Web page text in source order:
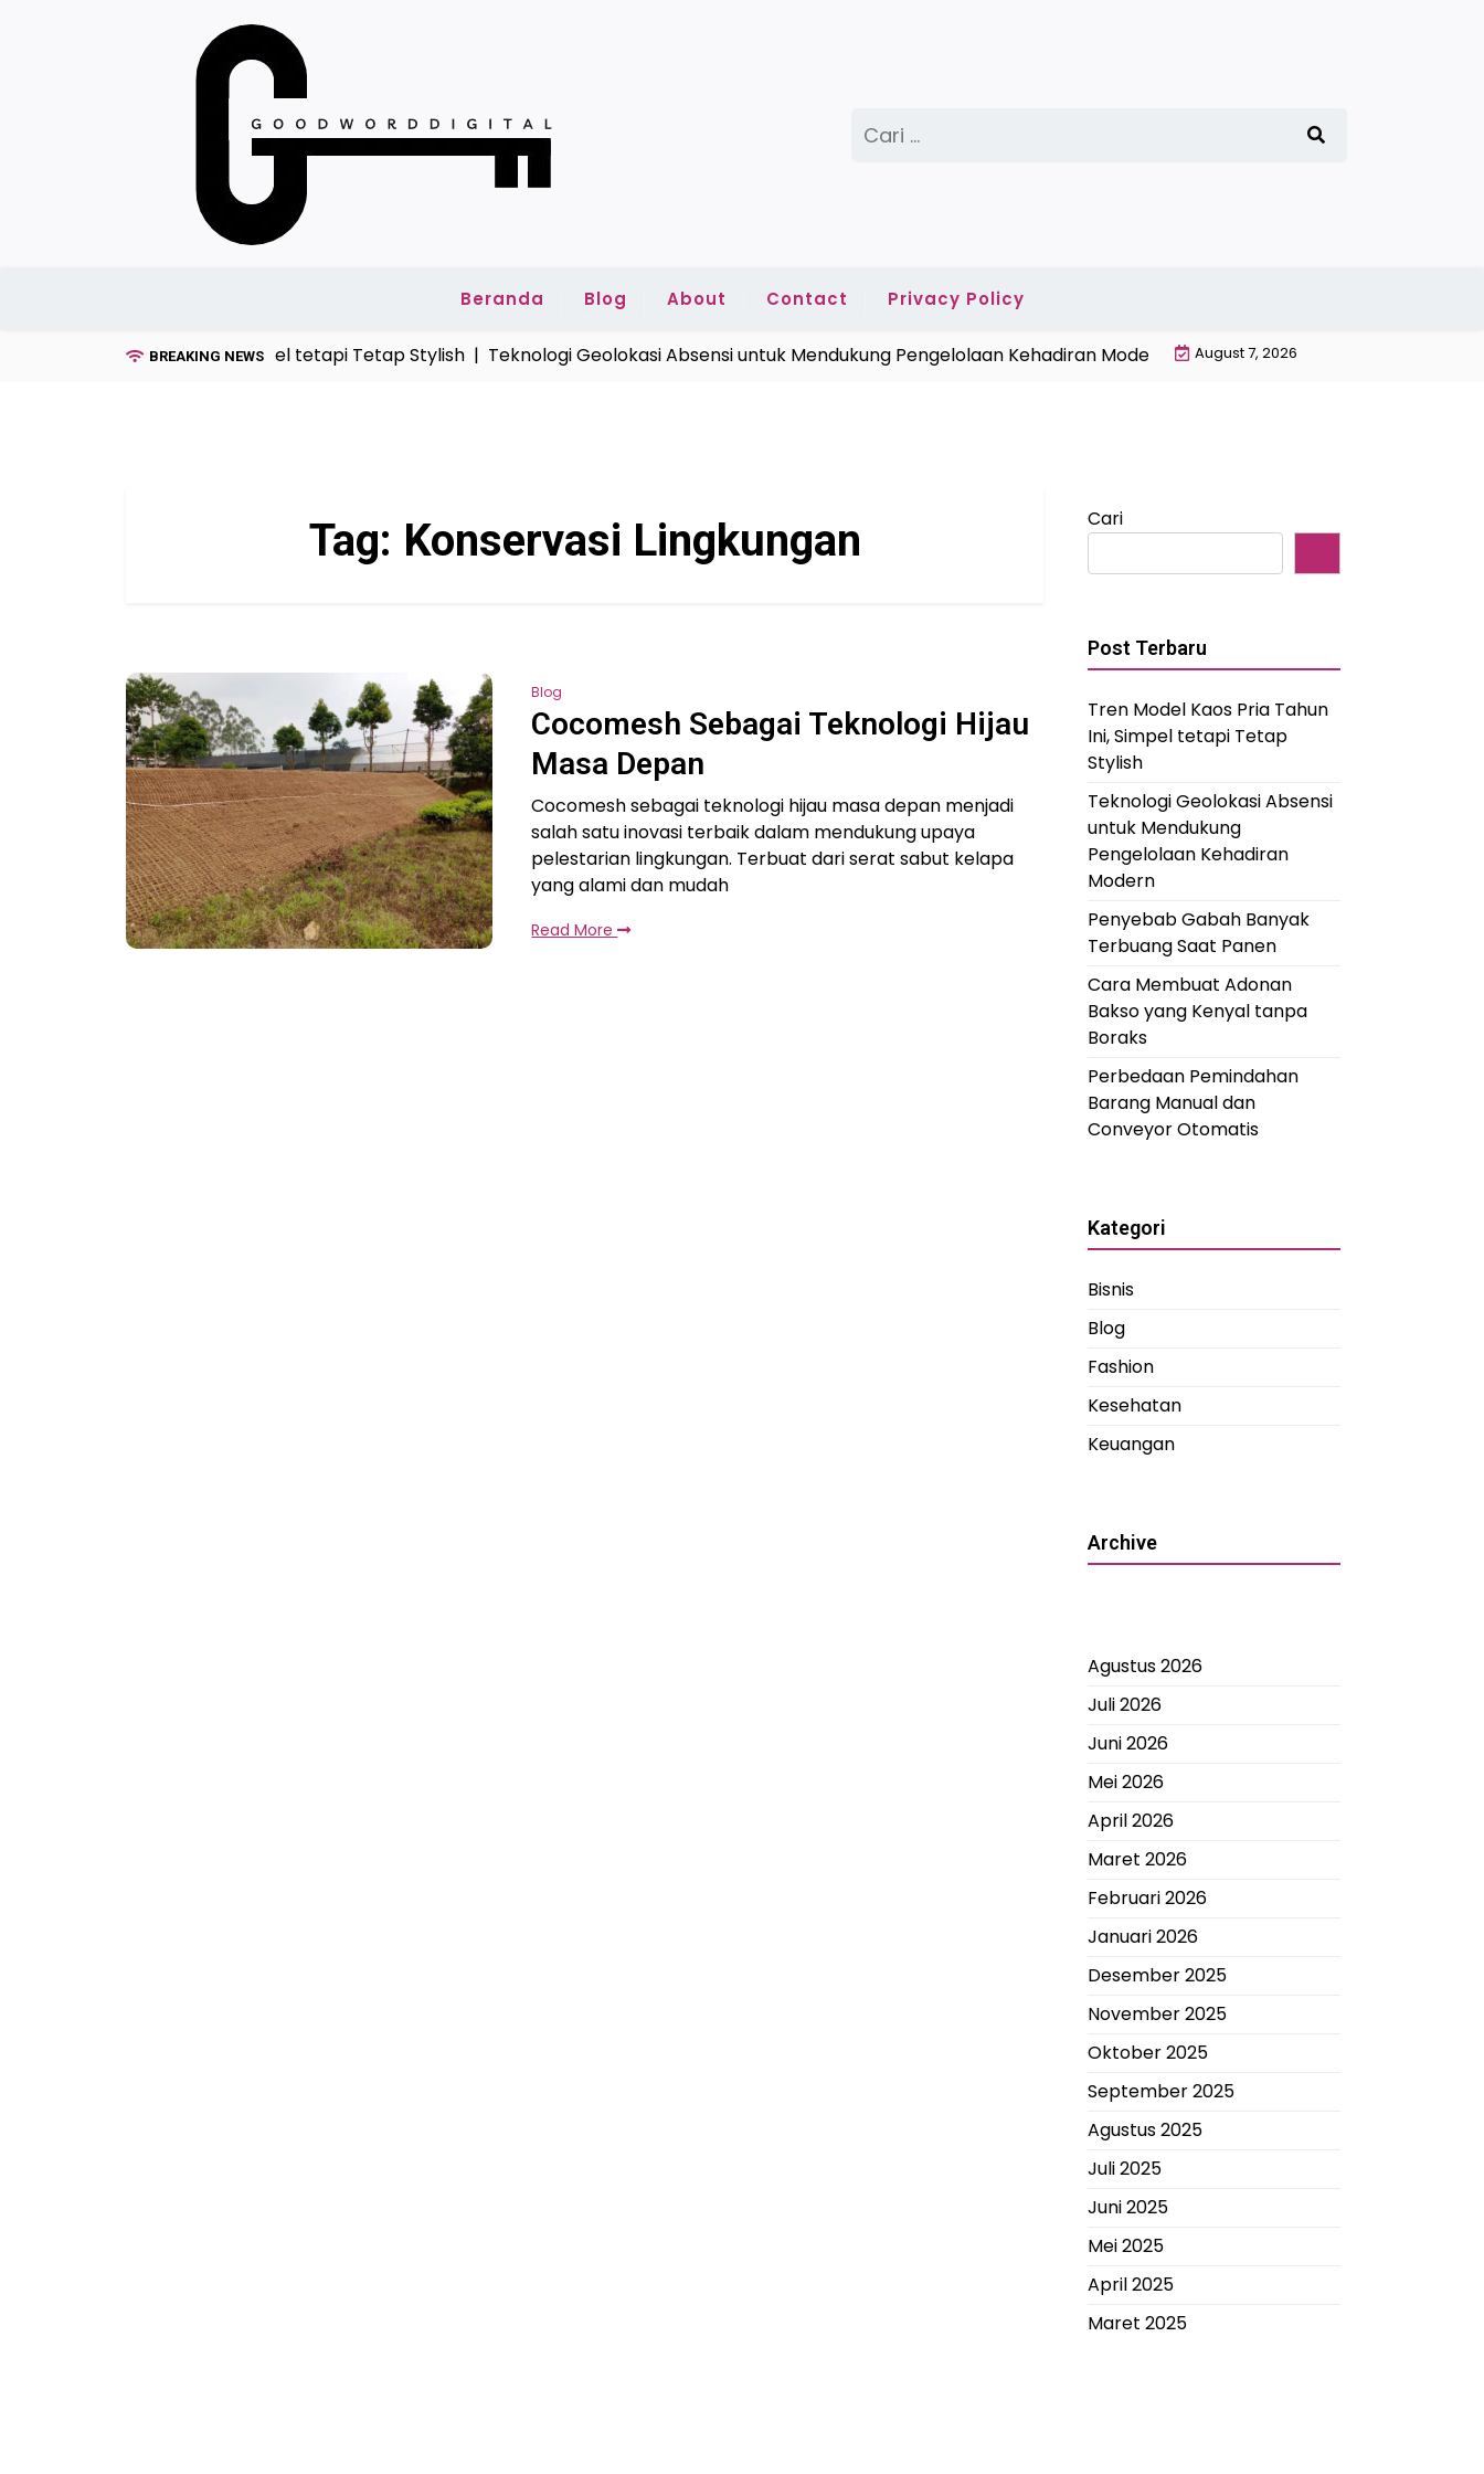
untuk:
Beranda Blog About Contact Privacy Policy
BREAKING NEWS
Kaos Pria Tahun Ini, Simpel tetapi Tetap Stylish |Teknologi Geolokasi Absensi untuk Mendukung Pengelolaan Kehadiran Modern | Penyebab Gabah Banyak
August 7, 2026
Tag: Konservasi Lingkungan
Blog
Cocomesh Sebagai Teknologi Hijau
Masa Depan
Cocomesh sebagai teknologi hijau masa depan menjadi
salah satu inovasi terbaik dalam mendukung upaya
pelestarian lingkungan. Terbuat dari serat sabut kelapa
yang alami dan mudah
Read More
Cari
Post Terbaru
Tren Model Kaos Pria Tahun
Ini, Simpel tetapi Tetap
Stylish
Teknologi Geolokasi Absensi
untuk Mendukung
Pengelolaan Kehadiran
Modern
Penyebab Gabah Banyak
Terbuang Saat Panen
Cara Membuat Adonan
Bakso yang Kenyal tanpa
Boraks
Perbedaan Pemindahan
Barang Manual dan
Conveyor Otomatis
Kategori
Bisnis
Blog
Fashion
Kesehatan
Keuangan
Archive
Agustus 2026
Juli 2026
Juni 2026
Mei 2026
April 2026
Maret 2026
Februari 2026
Januari 2026
Desember 2025
November 2025
Oktober 2025
September 2025
Agustus 2025
Juli 2025
Juni 2025
Mei 2025
April 2025
Maret 2025